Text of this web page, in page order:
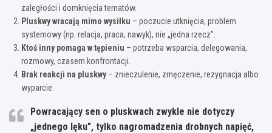
zaległości i domknięcia tematów.
Pluskwy wracają mimo wysiłku – poczucie utknięcia, problem
systemowy (np. relacja, praca, nawyk), nie „jedna rzecz”.
Ktoś inny pomaga w tępieniu – potrzeba wsparcia, delegowania,
rozmowy, czasem konfrontacji.
Brak reakcji na pluskwy– znieczulenie, zmęczenie, rezygnacja albo
wyparcie.
Powracający sen o pluskwach zwykle nie dotyczy
„jednego lęku”, tylko nagromadzenia drobnych napięć,